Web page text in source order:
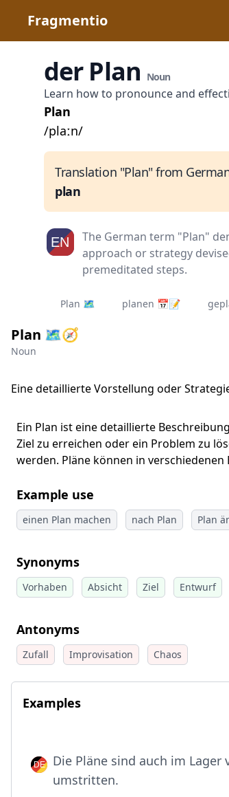
Fragmentio
der Plan Noun
Learn how to pronounce and
Plan
/plaːn/
Translation "Plan" from
plan
The German term "Plan"
approach or strategy
premeditated steps.
Plan 🗺️ planen 📅📝
Plan 🗺️🧭
Noun
Eine detaillierte Vorstellung oder
Ein Plan ist eine detaillierte
Ziel zu erreichen oder ein Problem zu
werden. Pläne können in
Example use
einen Plan machen nach Plan Plan
Synonyms
Vorhaben Absicht Ziel Entwurf
Antonyms
Zufall Improvisation Chaos
Examples
Die Pläne sind auch im Lager
umstritten.